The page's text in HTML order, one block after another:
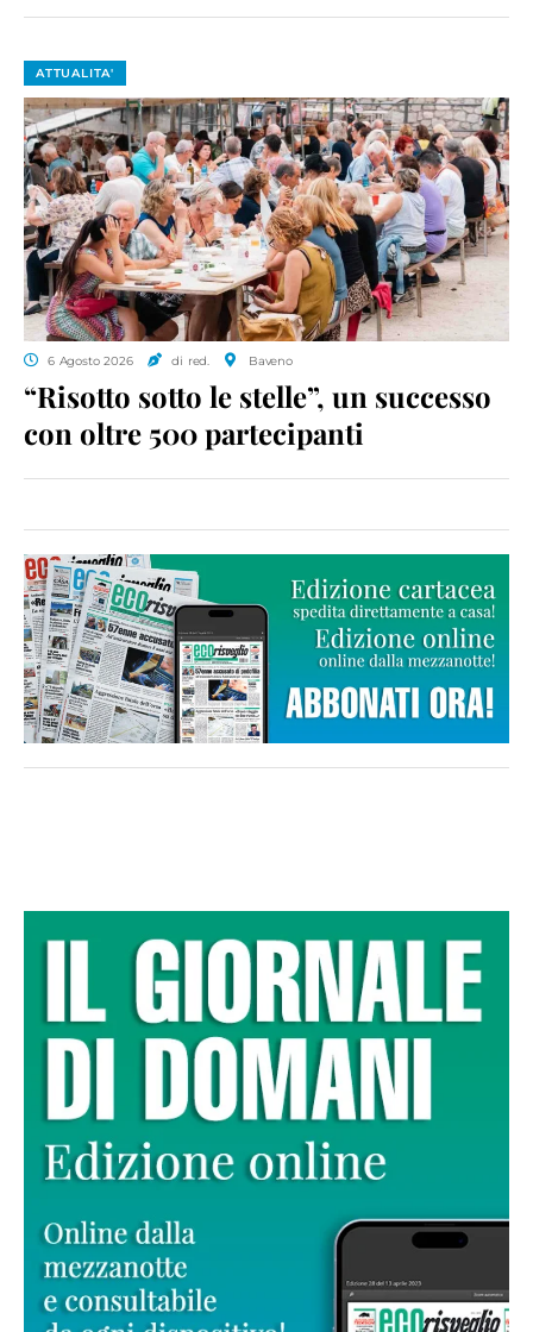
ATTUALITA'
6 Agosto 2026 di red. Baveno
“Risotto sotto le stelle”, un successo
con oltre 500 partecipanti